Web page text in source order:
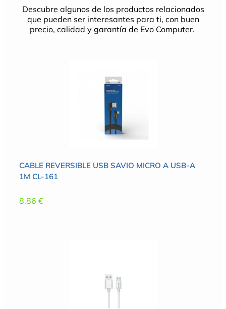
Descubre algunos de los productos relacionados
que pueden ser interesantes para ti, con buen
precio, calidad y garantía de Evo Computer.
CABLE REVERSIBLE USB SAVIO MICRO A USB-A
1M CL-161
8,86 €